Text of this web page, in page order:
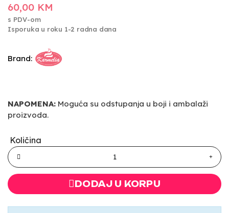
60,00 KM
s PDV-om
Isporuka u roku 1-2 radna dana
Brand:
NAPOMENA: Moguća su odstupanja u boji i ambalaži
proizvoda.
Količina
DODAJ U KORPU